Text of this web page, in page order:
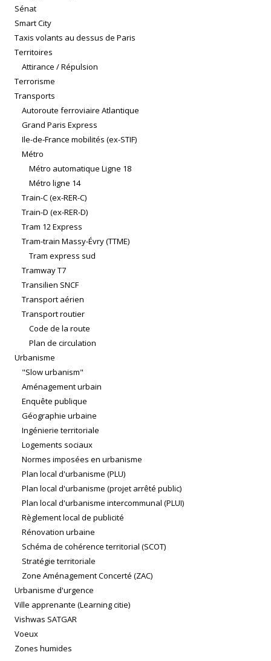
Sénat
Smart City
Taxis volants au dessus de Paris
Territoires
Attirance / Répulsion
Terrorisme
Transports
Autoroute ferroviaire Atlantique
Grand Paris Express
Ile-de-France mobilités (ex-STIF)
Métro
Métro automatique Ligne 18
Métro ligne 14
Train-C (ex-RER-C)
Train-D (ex-RER-D)
Tram 12 Express
Tram-train Massy-Évry (TTME)
Tram express sud
Tramway T7
Transilien SNCF
Transport aérien
Transport routier
Code de la route
Plan de circulation
Urbanisme
"Slow urbanism"
Aménagement urbain
Enquête publique
Géographie urbaine
Ingénierie territoriale
Logements sociaux
Normes imposées en urbanisme
Plan local d'urbanisme (PLU)
Plan local d'urbanisme (projet arrêté public)
Plan local d'urbanisme intercommunal (PLUI)
Règlement local de publicité
Rénovation urbaine
Schéma de cohérence territorial (SCOT)
Stratégie territoriale
Zone Aménagement Concerté (ZAC)
Urbanisme d'urgence
Ville apprenante (Learning citie)
Vishwas SATGAR
Voeux
Zones humides